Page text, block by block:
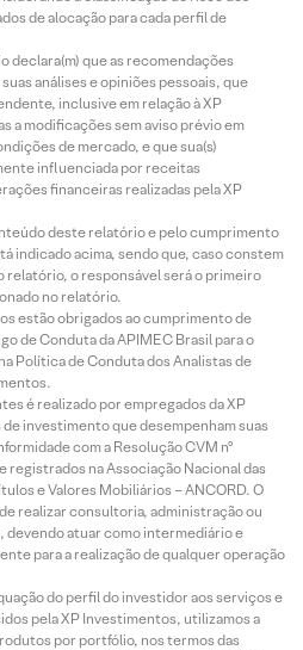
de alocação para cada perfil de
declara(m) que as recomendações
análises e opiniões pessoais, que
inclusive em relação à XP
a modificações sem aviso prévio em
de mercado, e que sua(s)
influenciada por receitas
financeiras realizadas pela XP
deste relatório e pelo cumprimento
indicado acima, sendo que, caso constem
relatório, o responsável será o primeiro
no relatório.
estão obrigados ao cumprimento de
de Conduta da APIMEC Brasil para o
Política de Conduta dos Analistas de
é realizado por empregados da XP
investimento que desempenham suas
com a Resolução CVM nº
na Associação Nacional das
e Valores Mobiliários – ANCORD. O
realizar consultoria, administração ou
atuar como intermediário e
para a realização de qualquer operação
do perfil do investidor aos serviços e
pela XP Investimentos, utilizamos a
por portfólio, nos termos das